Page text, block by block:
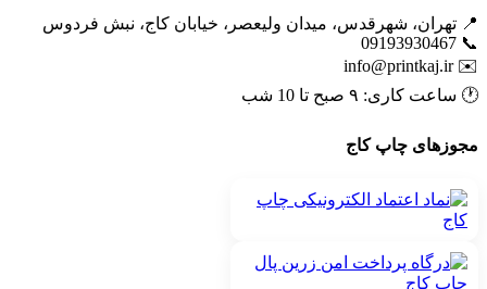
📍 تهران، شهرقدس، میدان ولیعصر، خیابان کاج، نبش فردوس
📞 09193930467
✉️
info@printkaj.ir
🕐 ساعت کاری: ۹ صبح تا 10 شب
مجوزهای چاپ کاج